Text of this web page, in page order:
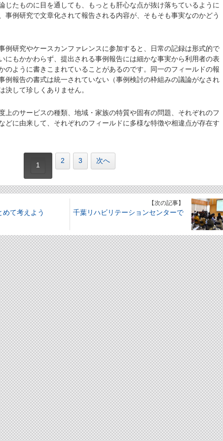
たものに目を通しても、もっとも肝心な点が抜け落ちているように
事例研究で文章化されて報告される内容が、そもそも事実なのかどう
研究やケースカンファレンスに参加すると、日常の記録は形式的で
にもかかわらず、提出される事例報告には細かな事実から利用者の表
のように書きこまれていることがあるのです。同一のフィールドの報
例報告の書式は統一されていない（事例検討の枠組みの議論がなされ
決して珍しくありません。
のサービスの種類、地域・家族の特質や固有の問題、それぞれのフ
どに由来して、それぞれのフィールドに多様な特徴や相違点が存在す
次へ
1
2 3
めて考えよう
【次の記事】
千葉リハビリテーションセンターで